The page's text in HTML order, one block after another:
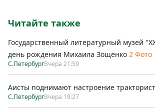
Читайте также
Государственный литературный музей
день рождения Михаила Зощенко 2 Фото
С.ПетербургВчера 21:59
Аисты поднимают настроение
С.ПетербургВчера 19:27